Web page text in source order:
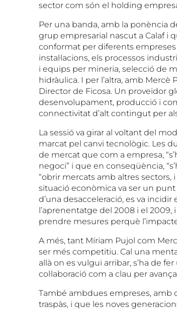
sector com són el holding
Per una banda, amb la ponència
grup empresarial nascut a Calaf i
conformat per diferents empreses
instal·lacions, els processos
i equips per mineria, selecció de
hidràulica. I per l’altra, amb Mercè
Director de Ficosa. Un proveïdor
desenvolupament, producció i
connectivitat d’alt contingut per
La sessió va girar al voltant del
marcat pel canvi tecnològic. Les
de mercat que com a empresa,
negoci” i que en conseqüència,
“obrir mercats amb altres sectors,
situació econòmica va ser un
d’una desacceleració, es va
l’aprenentatge del 2008 i el 2009,
prendre mesures perquè
A més, tant Míriam Pujol com
ser més competitiu. Cal una
allà on es vulgui arribar, s’ha de
col·laboració com a clau per
També ambdues empreses, amb
traspàs, i que les noves